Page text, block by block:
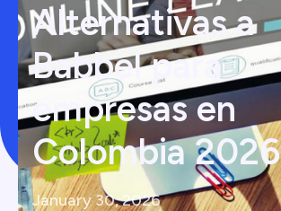
Alternativas a
Babbel para
empresas en
Colombia 2026
January 30, 2026